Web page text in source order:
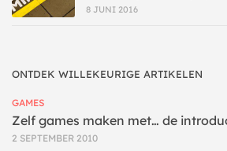
8 JUNI 2016
ONTDEK WILLEKEURIGE ARTIKELEN
GAMES
Zelf games maken met… de
2 SEPTEMBER 2010